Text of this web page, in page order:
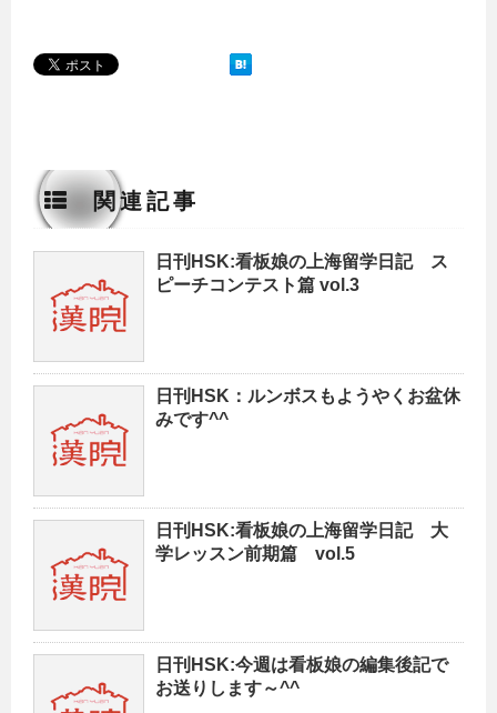
関連記事
日刊HSK:看板娘の上海留学日記 ス
ピーチコンテスト篇 vol.3
日刊HSK：ルンボスもようやくお盆休
みです^^
日刊HSK:看板娘の上海留学日記 大
学レッスン前期篇 vol.5
日刊HSK:今週は看板娘の編集後記で
お送りします～^^